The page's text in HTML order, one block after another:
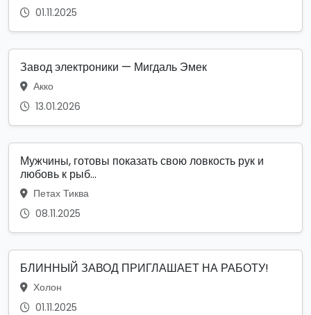
01.11.2025
Завод электроники — Мигдаль Эмек
Акко
13.01.2026
Мужчины, готовы показать свою ловкость рук и
любовь к рыб...
Петах Тиква
08.11.2025
БЛИННЫЙ ЗАВОД ПРИГЛАШАЕТ НА РАБОТУ!
Холон
01.11.2025